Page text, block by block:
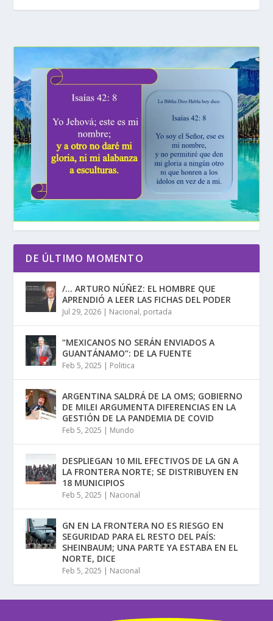
DE ÚLTIMO MOMENTO
/… ARTURO NÚÑEZ: EL HOMBRE QUE
APRENDIÓ A LEER LAS FICHAS DEL PODER
Jul 29, 2026 | Nacional, portada
“MEXICANOS NO SERÁN ENVIADOS A
GUANTÁNAMO”: DE LA FUENTE
Feb 5, 2025 | Politica
ARGENTINA SALDRÁ DE LA OMS; GOBIERNO
DE MILEI ARGUMENTA DIFERENCIAS EN LA
GESTIÓN DE LA PANDEMIA DE COVID
Feb 5, 2025 | Mundo
DESPLIEGAN 10 MIL EFECTIVOS DE LA GN A
LA FRONTERA NORTE; SE DISTRIBUYEN EN
18 MUNICIPIOS
Feb 5, 2025 | Nacional
GN EN LA FRONTERA NO ES RIESGO EN
SEGURIDAD PARA EL RESTO DEL PAÍS:
SHEINBAUM; UNA PARTE YA ESTABA EN EL
NORTE, DICE
Feb 5, 2025 | Nacional